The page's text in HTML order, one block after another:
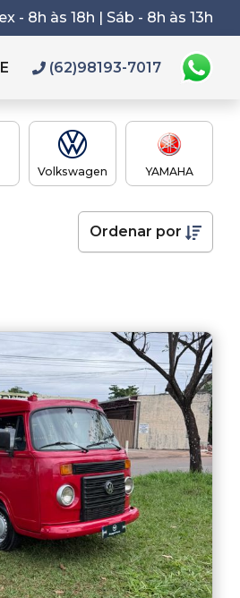
- 8h às 18h | Sáb - 8h às 13h
(62)98193-7017
Volkswagen YAMAHA
Ordenar por